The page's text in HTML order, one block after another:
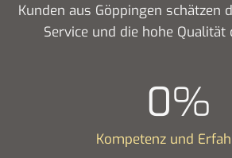
Kunden aus Göppingen schätzen
Service und die hohe Qualität
0%
Kompetenz und